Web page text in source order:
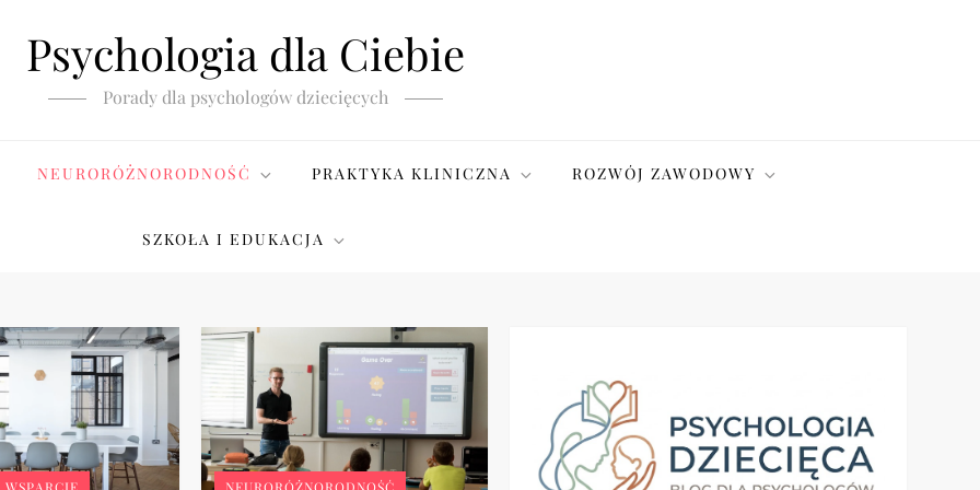
Psychologia dla Ciebie
Porady dla psychologów dziecięcych
NEURORÓŻNORODNOŚĆ PRAKTYKA KLINICZNA ROZWÓJ ZAWODOWY
SZKOŁA I EDUKACJA